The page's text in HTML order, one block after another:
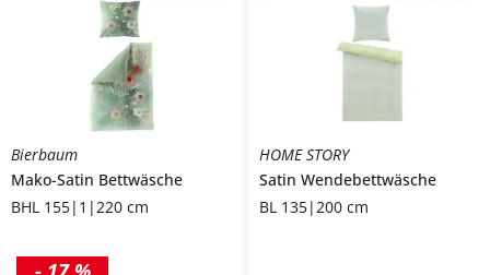
Bierbaum
Mako-Satin Bettwäsche
BHL 155|1|220 cm
HOME STORY
Satin Wendebettwäsche
BL 135|200 cm